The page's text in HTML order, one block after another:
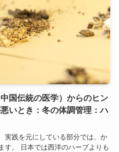
国伝統の医学）からのヒン
いとき：冬の体調管理：ハ
実践を元にしている部分では、か
す。 日本では西洋のハーブよりも